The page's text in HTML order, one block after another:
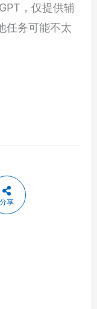
，仅提供辅
任务可能不太
分享